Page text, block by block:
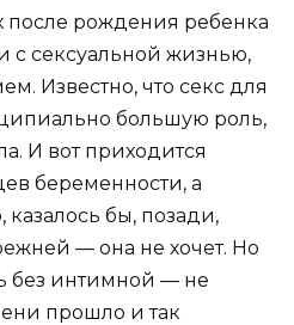
после рождения ребенка
с сексуальной жизнью,
Известно, что секс для
большую роль,
И вот приходится
беременности, а
казалось бы, позади,
— она не хочет. Но
без интимной — не
прошло и так